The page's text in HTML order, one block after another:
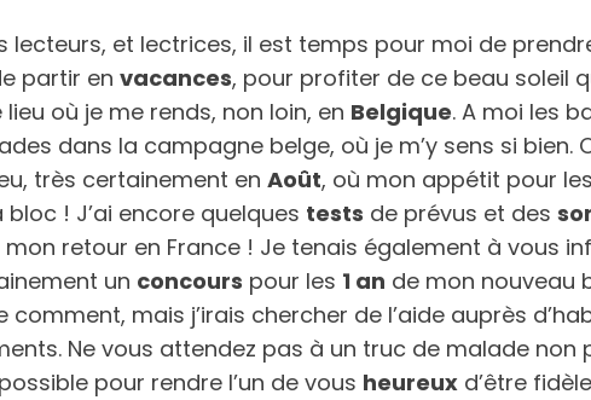
lecteurs, et lectrices, il est temps pour moi de
partir en vacances, pour profiter de ce beau soleil
où je me rends, non loin, en Belgique. A moi les
dans la campagne belge, où je m’y sens si bien.
très certainement en Août, où mon appétit pour
! J’ai encore quelques tests de prévus et des
retour en France ! Je tenais également à vous
un concours pour les 1 an de mon nouveau
comment, mais j’irais chercher de l’aide auprès
Ne vous attendez pas à un truc de malade non
pour rendre l’un de vous heureux d’être